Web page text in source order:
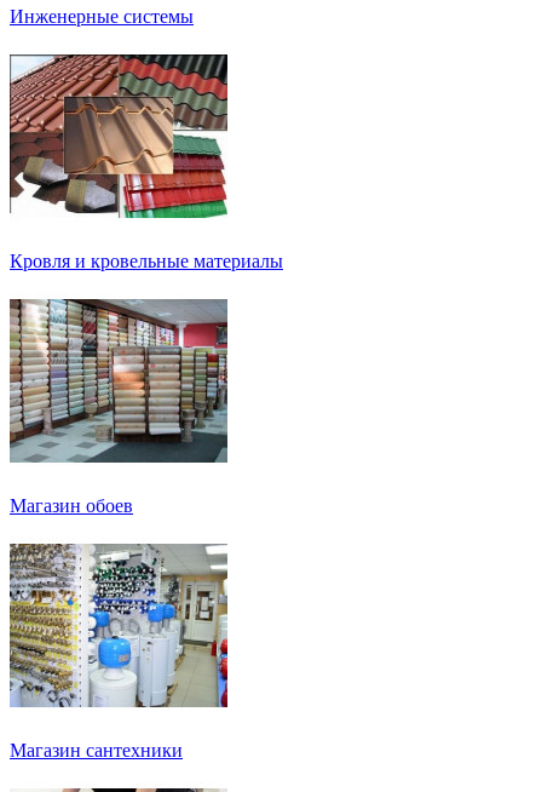
Инженерные системы
Кровля и кровельные материалы
Магазин обоев
Магазин сантехники